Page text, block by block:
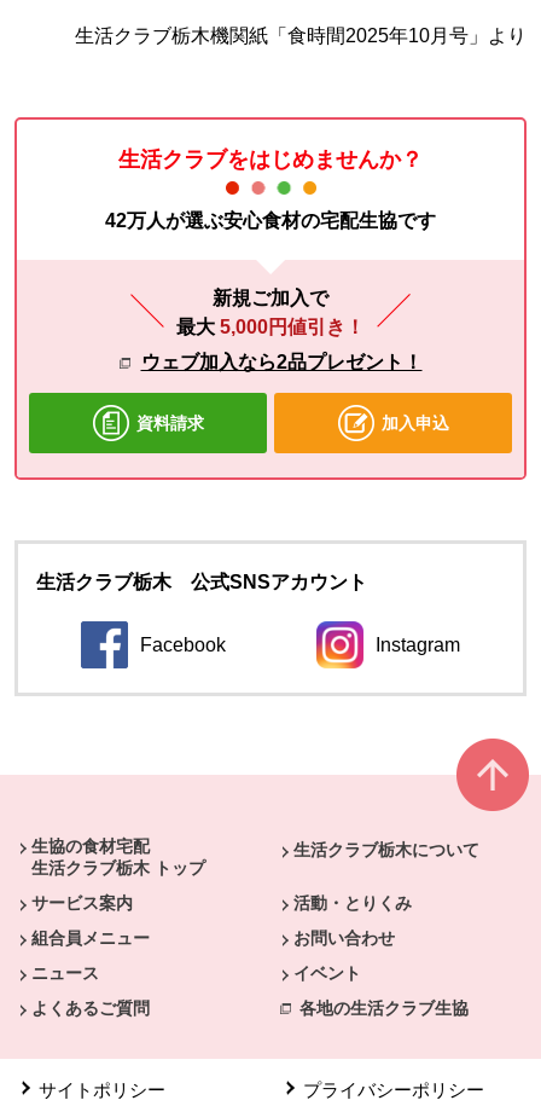
生活クラブ栃木機関紙「食時間2025年10月号」より
生活クラブをはじめませんか？
42万人が選ぶ安心食材の宅配生協です
新規ご加入で
最大 5,000円値引き！
ウェブ加入なら2品プレゼント！
資料請求 加入申込
生活クラブ栃木 公式SNSアカウント
Facebook
別のウィンドウで開きます。
Instagram
別のウィンドウ
生協の食材宅配
生活クラブ栃木 トップ
生活クラブ栃木について
サービス案内
活動・とりくみ
組合員メニュー
お問い合わせ
ニュース
イベント
よくあるご質問
各地の生活クラブ生協
サイトポリシー プライバシーポリシー